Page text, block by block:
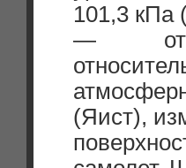
101,3 кПа
—
(Яист),